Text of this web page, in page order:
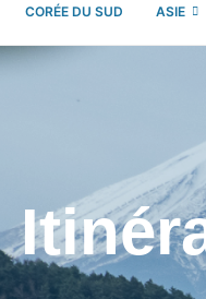
CORÉE DU SUD ASIE